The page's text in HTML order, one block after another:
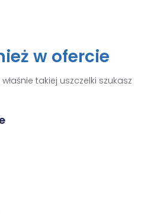
w ofercie
takiej uszczelki szukasz